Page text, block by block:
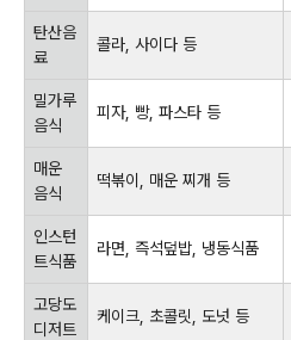
탄산음
료
콜라, 사이다 등
밀가루
음식
피자, 빵, 파스타 등
매운
음식
떡볶이, 매운 찌개 등
인스턴
트식품
라면, 즉석덮밥, 냉동식품
고당도
디저트
케이크, 초콜릿, 도넛 등